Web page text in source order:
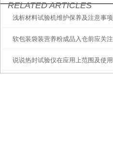
RELATED ARTICLES
浅析材料试验机维护保养及注意事项
软包装袋装营养粉成品入仓前应关注
检测哪些性能？
说说热封试验仪在应用上范围及使用